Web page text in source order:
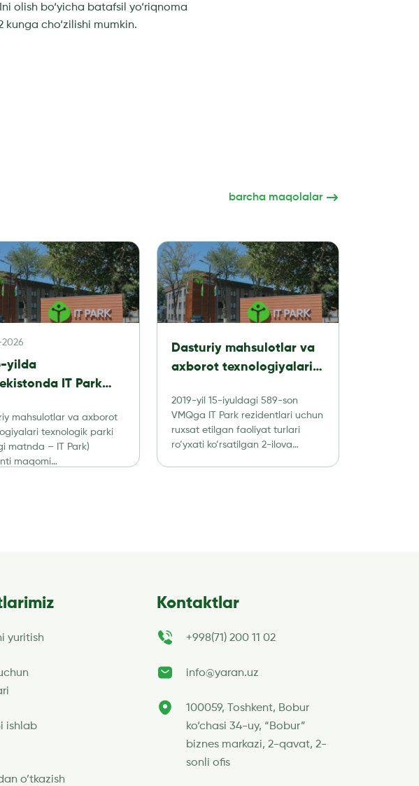
olish bo‘yicha batafsil yo‘riqnoma
kunga cho‘zilishi mumkin.
barcha maqolalar
yilda
IT Park
hisobi:
hisobot va audit
mahsulotlar va axborot
texnologik parki
matnda – IT Park)
maqomi
Dasturiy mahsulotlar va
axborot texnologiyalari
rezidentlari tomonidan
amalga oshirishga ruxsat
etilgan faoliyat turlari
2019-yil 15-iyuldagi 589-son
VMQga IT Park rezidentlari uchun
ruxsat etilgan faoliyat turlari
ro‘yxati ko‘rsatilgan 2-ilova
yuritish
ishlab
o’tkazish
Kontaktlar
+998(71) 200 11 02
info@yaran.uz
100059, Toshkent, Bobur
ko‘chasi 34-uy, “Bobur”
biznes markazi, 2-qavat, 2-
sonli ofis